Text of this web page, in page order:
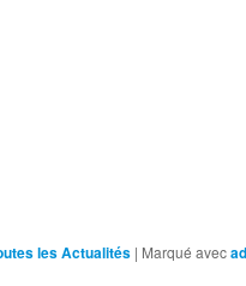
les Actualités | Marqué avec